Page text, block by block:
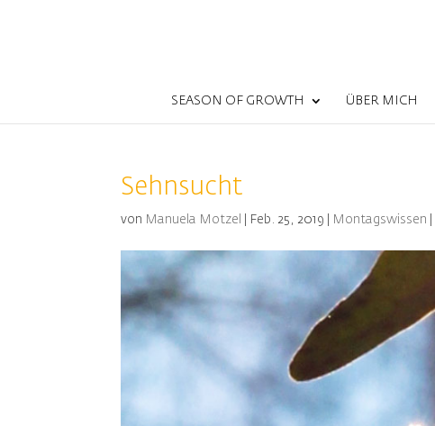
SEASON OF GROWTH ÜBER MICH
Sehnsucht
von Manuela Motzel Feb. 25, 2019 Montagswissen